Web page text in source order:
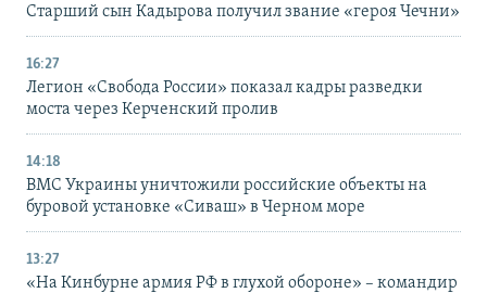
Старший сын Кадырова получил звание «героя Чечни»
16:27
Легион «Свобода России» показал кадры разведки
моста через Керченский пролив
14:18
ВМС Украины уничтожили российские объекты на
буровой установке «Сиваш» в Черном море
13:27
«На Кинбурне армия РФ в глухой обороне» – командир